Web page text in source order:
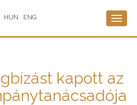
HUN ENG
kapott az